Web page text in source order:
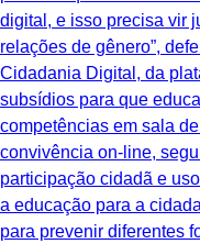
digital, e isso precisa vir
relações de gênero”,
Cidadania Digital, da
subsídios para que
competências em sala
convivência on-line,
participação cidadã e
a educação para a
para prevenir diferentes